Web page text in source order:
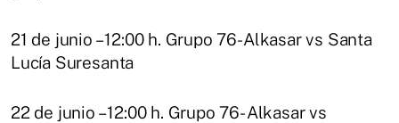
21 de junio – 12:00 h. Grupo 76-Alkasar vs Santa
Lucía Suresanta
22 de junio – 12:00 h. Grupo 76- Alkasar vs